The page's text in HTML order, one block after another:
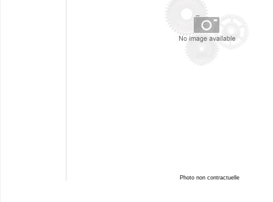
Photo non contractuelle